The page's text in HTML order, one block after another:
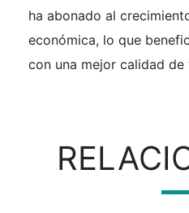
ha abonado al
económica, lo que
con una mejor calidad de